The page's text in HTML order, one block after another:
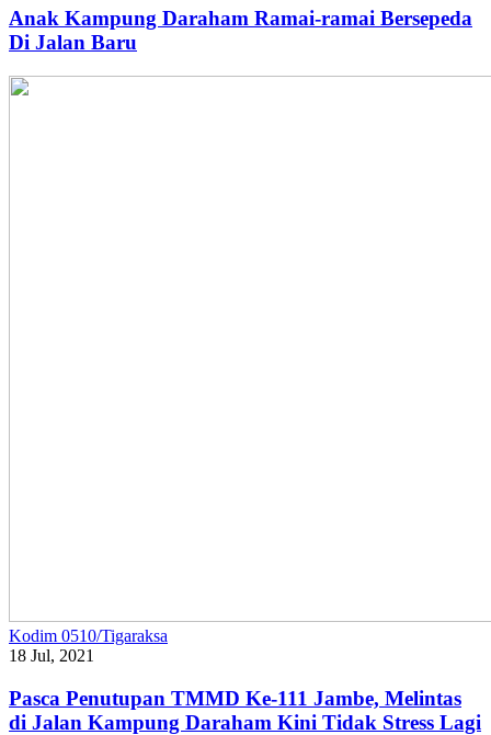
Anak Kampung Daraham Ramai-ramai Bersepeda
Di Jalan Baru
Kodim 0510/Tigaraksa
18 Jul, 2021
Pasca Penutupan TMMD Ke-111 Jambe, Melintas
di Jalan Kampung Daraham Kini Tidak Stress Lagi